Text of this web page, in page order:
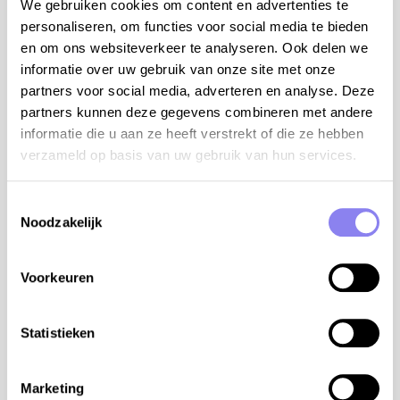
We gebruiken cookies om content en advertenties te
personaliseren, om functies voor social media te bieden
en om ons websiteverkeer te analyseren. Ook delen we
informatie over uw gebruik van onze site met onze
partners voor social media, adverteren en analyse. Deze
partners kunnen deze gegevens combineren met andere
informatie die u aan ze heeft verstrekt of die ze hebben
verzameld op basis van uw gebruik van hun services.
Noodzakelijk
Voorkeuren
Statistieken
Marketing
TGV station Saint-Malo op 13 km van de woning
luchthaven Aéroport Rennes Saint-Jacques op 76
km van de woning
De dag van aankomst en vertrek is bij deze woning
flexibel, dit kan dus ook op een andere dag dan
zaterdag of zondag. Contacteer ons hiervoor via
info@reli.be of op +32 16 772 772.
minimum van 2 nachten. Contacteer ons hiervoor via
tips van de eigenaar:
haven van Cancale, "La Houle", waar u bars,
restaurants en winkels vindt en waar u heerlijk
Michel